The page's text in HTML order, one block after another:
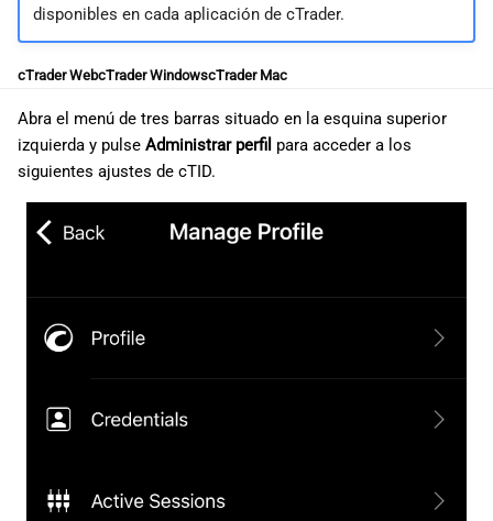
disponibles en cada aplicación de cTrader.
cTrader WebcTrader WindowscTrader Mac
Abra el menú de tres barras situado en la esquina superior
izquierda y pulse Administrar perfil para acceder a los
siguientes ajustes de cTID.